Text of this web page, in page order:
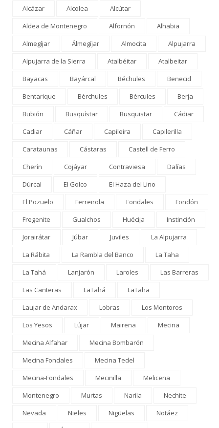
Alcázar
Alcolea
Alcútar
Aldea de Montenegro
Alfornón
Alhabia
Almegíjar
Álmegíjar Almocita
Alpujarra
Alpujarra de la Sierra
Atalbéitar
Atalbeitar
Bayacas
Bayárcal Béchules
Benecid
Bentarique
Bérchules Bércules
Berja
Bubión
Busquístar Busquistar
Cádiar
Cadiar
Cáñar Capileira
Capilerilla
Carataunas
Cástaras
Castell de Ferro
Cherín
Cojáyar Contraviesa
Dalías
Dúrcal
El Golco
El Haza del Lino
El Pozuelo
Ferreirola Fondales
Fondón
Fregenite
Gualchos Huécija
Instinción
Jorairátar
Júbar Juviles
La Alpujarra
La Rábita
La Rambla del Banco
La Taha
La Tahá
Lanjarón Laroles
Las Barreras
Las Canteras
LaTahá
LaTaha
Laujar de Andarax
Lobras
Los Montoros
Los Yesos
Lújar Mairena
Mecina
Mecina Alfahar
Mecina Bombarón
Mecina Fondales
Mecina Tedel
Mecina-Fondales
Mecinilla
Melicena
Montenegro
Murtas Narila
Nechite
Nevada
Nieles Nigüelas
Notáez